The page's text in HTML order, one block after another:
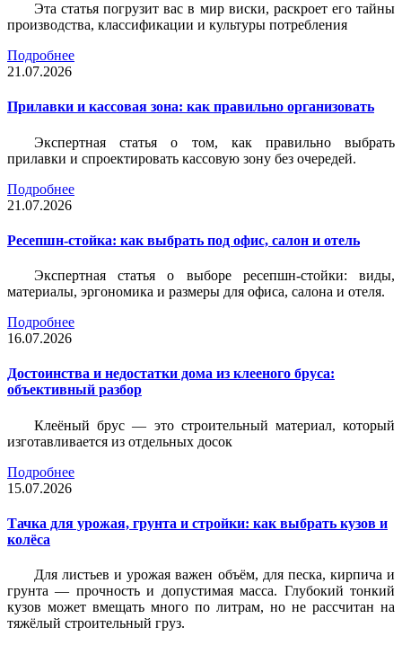
Эта статья погрузит вас в мир виски, раскроет его тайны
производства, классификации и культуры потребления
Подробнее
21.07.2026
Прилавки и кассовая зона: как правильно организовать
Экспертная статья о том, как правильно выбрать
прилавки и спроектировать кассовую зону без очередей.
Подробнее
21.07.2026
Ресепшн-стойка: как выбрать под офис, салон и отель
Экспертная статья о выборе ресепшн-стойки: виды,
материалы, эргономика и размеры для офиса, салона и отеля.
Подробнее
16.07.2026
Достоинства и недостатки дома из клееного бруса:
объективный разбор
Клеёный брус — это строительный материал, который
изготавливается из отдельных досок
Подробнее
15.07.2026
Тачка для урожая, грунта и стройки: как выбрать кузов и
колёса
Для листьев и урожая важен объём, для песка, кирпича и
грунта — прочность и допустимая масса. Глубокий тонкий
кузов может вмещать много по литрам, но не рассчитан на
тяжёлый строительный груз.